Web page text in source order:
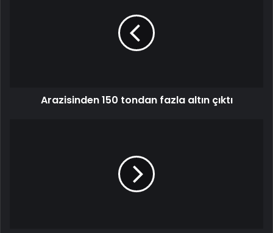
Arazisinden 150 tondan fazla altın çıktı